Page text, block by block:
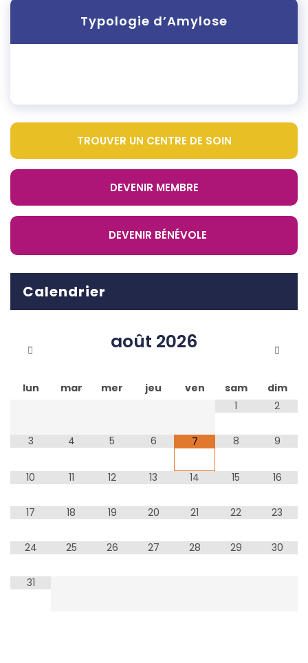
Typologie d’Amylose
TROUVER UN CENTRE DE SOIN
DEVENIR MEMBRE
DEVENIR BÉNÉVOLE
Calendrier
août 2026
lun mar mer jeu ven sam
dim
1
2
3 4 5 6 7 8 9
10 11 12 13 14 15 16
17 18 19 20 21 22 23
24 25 26 27 28 29 30
31